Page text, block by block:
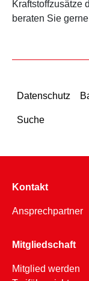
Kraftstoffzusätze
beraten Sie
Datenschutz
Suche
Kontakt
Ansprechpartner
Mitgliedschaft
Mitglied werden